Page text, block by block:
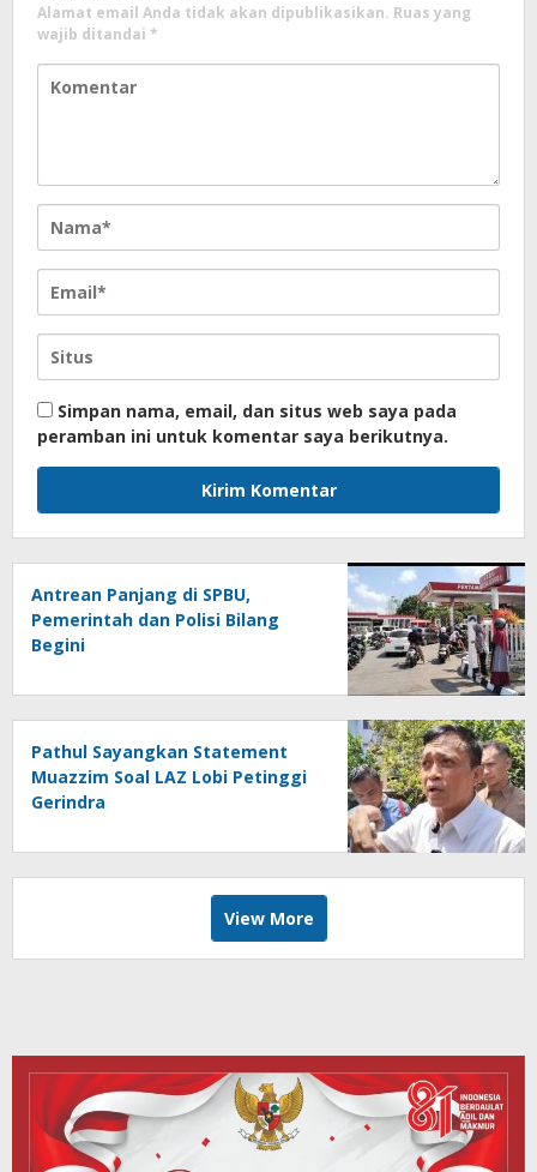
Alamat email Anda tidak akan dipublikasikan. Ruas yang
wajib ditandai *
Simpan nama, email, dan situs web saya pada
peramban ini untuk komentar saya berikutnya.
Antrean Panjang di SPBU,
Pemerintah dan Polisi Bilang
Begini
Pathul Sayangkan Statement
Muazzim Soal LAZ Lobi Petinggi
Gerindra
View More